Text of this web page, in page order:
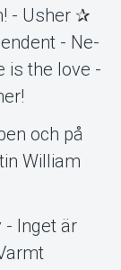
- Usher ✰
- Ne-
is the love -
och på
William
- Inget är